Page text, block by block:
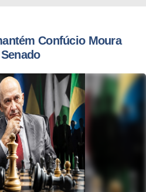
Confúcio Moura